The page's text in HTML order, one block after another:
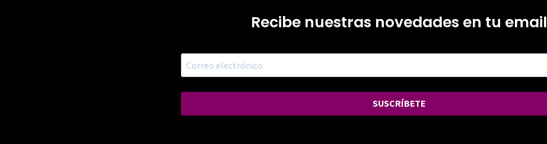
Recibe nuestras novedades en tu email
SUSCRÍBETE